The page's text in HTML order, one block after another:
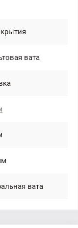
вата
вата